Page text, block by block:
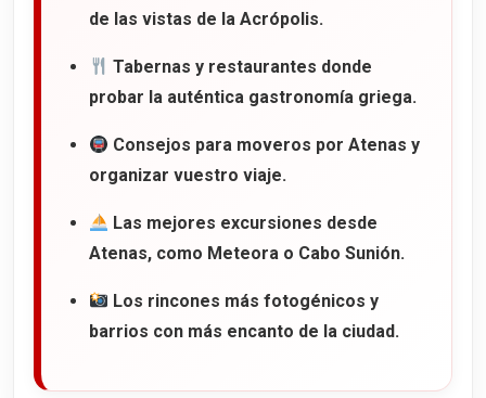
de las vistas de la Acrópolis.
Tabernas y restaurantes donde
probar la auténtica gastronomía griega.
Consejos para moveros por Atenas y
organizar vuestro viaje.
Las mejores excursiones desde
Atenas, como Meteora o Cabo Sunión.
Los rincones más fotogénicos y
barrios con más encanto de la ciudad.